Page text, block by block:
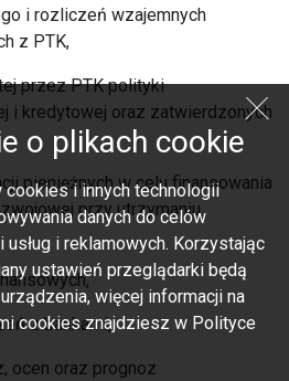
i rozliczeń wzajemnych
z PTK,
przez PTK polityki
i kredytowej oraz zatwierdzonych
w celu finansowania
przy utrzymaniu
z bankami,
oraz prognoz
o plikach cookie
i innych technologii
danych do celów
i reklamowych. Korzystając
ustawień przeglądarki będą
więcej informacji na
cookies znajdziesz w Polityce